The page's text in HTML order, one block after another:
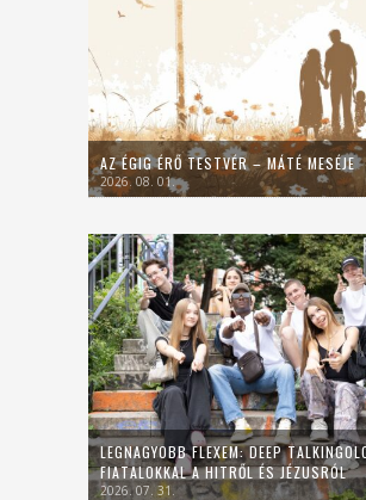
AZ ÉGIG ÉRŐ TESTVÉR – MÁTÉ MESÉJE
2026. 08. 01.
LEGNAGYOBB FLEXEM: DEEP
FIATALOKKAL A HITRŐL ÉS JÉZUSRÓL
2026. 07. 31.